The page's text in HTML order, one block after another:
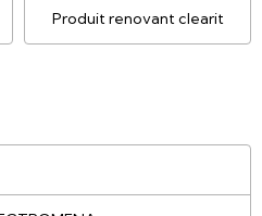
Produit renovant clearit